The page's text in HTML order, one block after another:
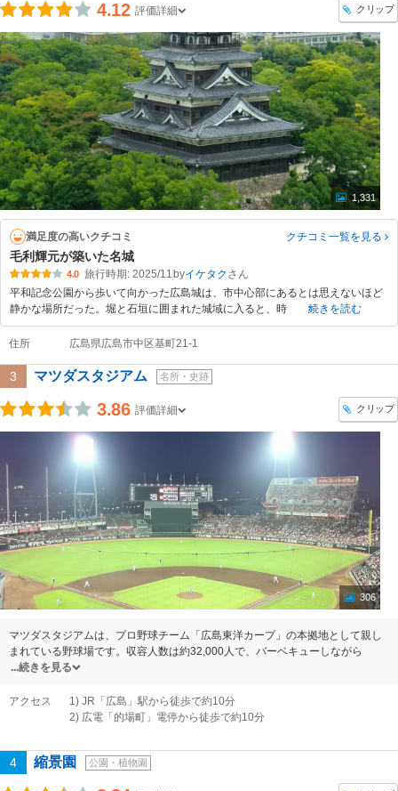
4.12 評価詳細 クリップ
1,331
満足度の高いクチコミ クチコミ一覧を見る
毛利輝元が築いた名城
4.0 旅行時期: 2025/11 byイケタク
平和記念公園から歩いて向かった広島城は、市中心部にあるとは思えないほど
静かな場所だった。堀と石垣に囲まれた城域に入ると、時
続きを読む
住所 広島県広島市中区基町21-1
3 マツダスタジアム 名所・史跡
3.86 評価詳細 クリップ
306
マツダスタジアムは、プロ野球チーム「広島東洋カープ」の本拠地として親し
まれている野球場です。収容人数は約32,000人で、バーベキューしながら
続きを見る
アクセス
1) JR「広島」駅から徒歩で約10分
2) 広電「的場町」電停から徒歩で約10分
4 縮景園 公園・植物園